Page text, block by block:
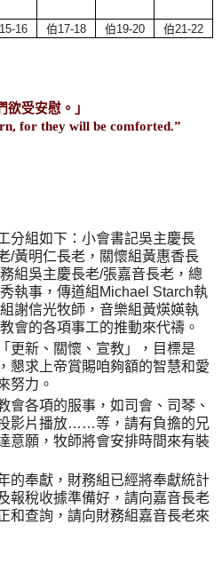
16 伯17-18 伯19-20 伯21-22
欲受安慰。」
for they will be comforted.”
分組如下：小會書記吳主慶長
/黃明仁長老，關懷組黃惠香長
組吳主慶長老/張嘉音長老，總
執事，傳道組 Michael Starch執
謝信光牧師，音樂組黃煐媖執
會的各項事工的推動來代禱。
更新、關懷、宣教」，目標是
懇求上帝賞賜咱夠額的智慧和愛
努力。
會各項的服事，如司會、司琴、
影片播放……等，請有負擔的兄
意願，牧師將會安排時間來有裝
的奉獻，財務組已經將奉獻統計
報稅收據準備好，請向嘉音長老
和查詢，請向財務組嘉音長老來